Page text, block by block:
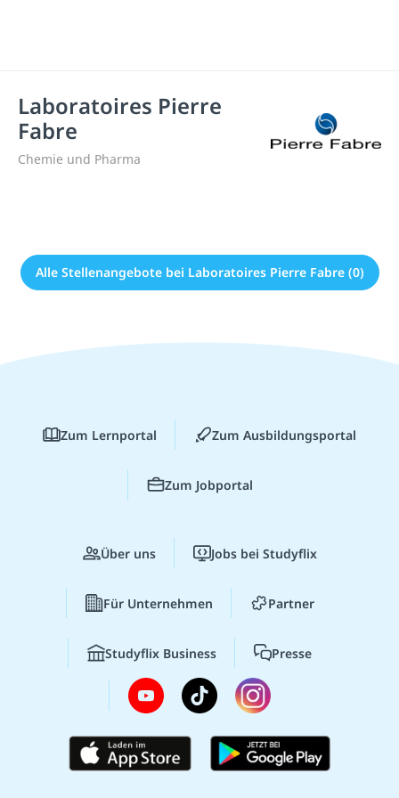
Laboratoires Pierre
Fabre
Chemie und Pharma
Alle Stellenangebote bei Laboratoires Pierre Fabre (0)
Zum Lernportal Zum Ausbildungsportal
Zum Jobportal
Über uns Jobs bei Studyflix
Für Unternehmen Partner
Studyflix Business Presse